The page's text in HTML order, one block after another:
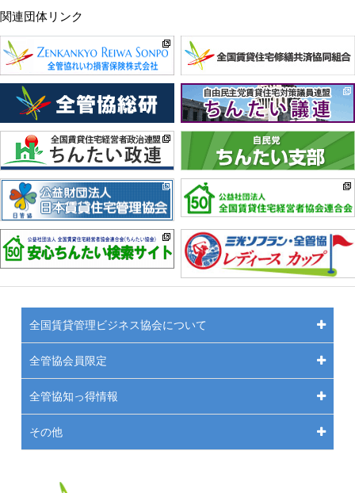
関連団体リンク
全国賃貸管理ビジネス協会について
全管協会員限定
全管協知っ得情報
その他